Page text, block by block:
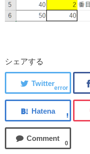
シェアする
error
0